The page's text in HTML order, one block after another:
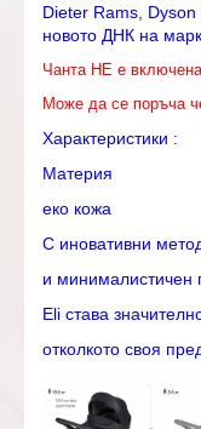
Dieter Rams,
новото ДНК на
Чанта НЕ е
Може да се поръча
Характеристики :
Материя
еко кожа
С иновативни
и минималистичен
Eli става
отколкото своя